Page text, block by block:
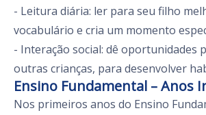
- Leitura diária: ler para seu filho
vocabulário e cria um momento
- Interação social: dê oportunidades
outras crianças, para desenvolver
Ensino Fundamental – Anos
Nos primeiros anos do Ensino